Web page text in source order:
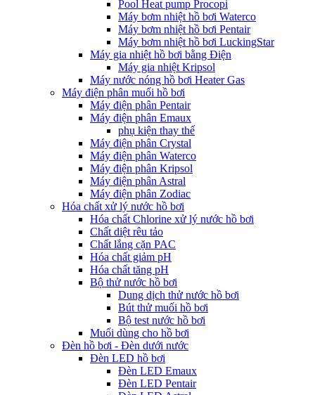
Pool Heat pump Procopi
Máy bơm nhiệt hồ bơi Waterco
Máy bơm nhiệt hồ bơi Pentair
Máy bơm nhiệt hồ bơi LuckingStar
Máy gia nhiệt hồ bơi bằng Điện
Máy gia nhiệt Kripsol
Máy nước nóng hồ bơi Heater Gas
Máy điện phân muối hồ bơi
Máy điện phân Pentair
Máy điện phân Emaux
phụ kiện thay thế
Máy điện phân Crystal
Máy điện phân Waterco
Máy điện phân Kripsol
Máy điện phân Astral
Máy điện phân Zodiac
Hóa chất xử lý nước hồ bơi
Hóa chất Chlorine xử lý nước hồ bơi
Chất diệt rêu tảo
Chất lắng cặn PAC
Hóa chất giảm pH
Hóa chất tăng pH
Bộ thử nước hồ bơi
Dung dịch thử nước hồ bơi
Bút thử muối hồ bơi
Bộ test nước hồ bơi
Muối dùng cho hồ bơi
Đèn hồ bơi - Đèn dưới nước
Đèn LED hồ bơi
Đèn LED Emaux
Đèn LED Pentair